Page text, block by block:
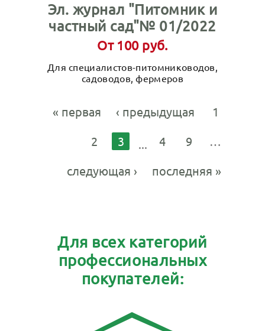
Эл. журнал "Питомник и
частный сад"№ 01/2022
От 100 руб.
Для специалистов-питомниководов,
садоводов, фермеров
« первая ‹ предыдущая
1
2
3 4 9
…
следующая ›
последняя »
Для всех категорий
профессиональных
покупателей: